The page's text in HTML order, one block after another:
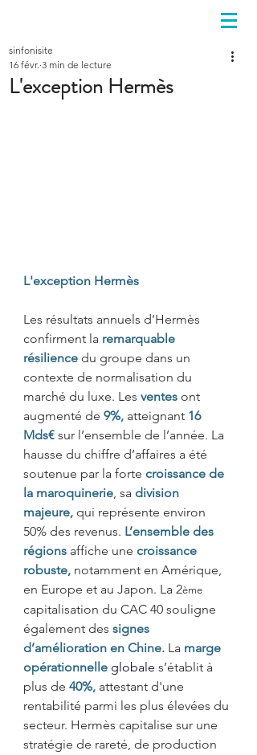
L'exception Hermès
sinfonisite
16 févr. 3 min de lecture
L'exception Hermès
Les résultats annuels d’Hermès
confirment la remarquable
résilience du groupe dans un
contexte de normalisation du
marché du luxe. Les ventes ont
augmenté de 9%, atteignant 16
Mds€ sur l’ensemble de l’année. La
hausse du chiffre d’affaires a été
soutenue par la forte croissance de
la maroquinerie, sa division
majeure, qui représente environ
50% des revenus. L’ensemble des
régions affiche une croissance
robuste, notamment en Amérique,
en Europe et au Japon. La 2ème
capitalisation du CAC 40 souligne
également des signes
d’amélioration en Chine. La marge
opérationnelle globale s’établit à
plus de 40%, attestant d'une
rentabilité parmi les plus élevées du
secteur. Hermès capitalise sur une
stratégie de rareté, de production